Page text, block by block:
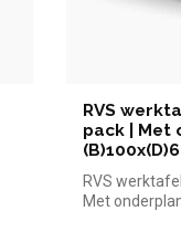
RVS
pack | Met
RVS
Met